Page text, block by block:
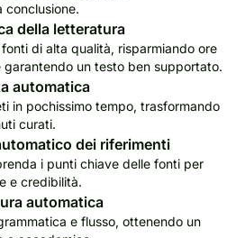
conclusione.
della letteratura
di alta qualità, risparmiando ore
garantendo un testo ben supportato.
automatica
in pochissimo tempo, trasformando
curati.
dei riferimenti
i punti chiave delle fonti per
e credibilità.
automatica
e flusso, ottenendo un